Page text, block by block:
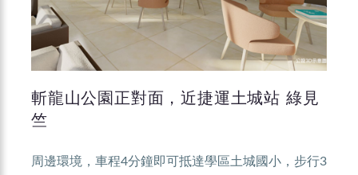
斬龍山公園正對面，近捷運土城站 綠見
竺
周邊環境，車程4分鐘即可抵達學區土城國小，步行3